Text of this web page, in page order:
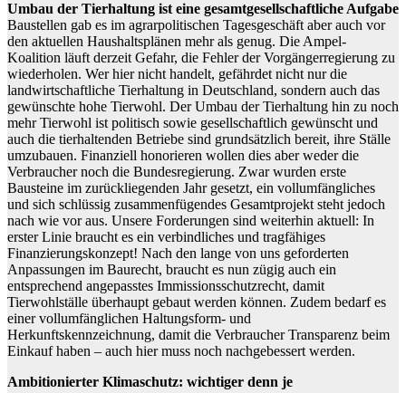
Umbau der Tierhaltung ist eine gesamtgesellschaftliche Aufgabe
Baustellen gab es im agrarpolitischen Tagesgeschäft aber auch vor
den aktuellen Haushaltsplänen mehr als genug. Die Ampel-
Koalition läuft derzeit Gefahr, die Fehler der Vorgängerregierung zu
wiederholen. Wer hier nicht handelt, gefährdet nicht nur die
landwirtschaftliche Tierhaltung in Deutschland, sondern auch das
gewünschte hohe Tierwohl. Der Umbau der Tierhaltung hin zu noch
mehr Tierwohl ist politisch sowie gesellschaftlich gewünscht und
auch die tierhaltenden Betriebe sind grundsätzlich bereit, ihre Ställe
umzubauen. Finanziell honorieren wollen dies aber weder die
Verbraucher noch die Bundesregierung. Zwar wurden erste
Bausteine im zurückliegenden Jahr gesetzt, ein vollumfängliches
und sich schlüssig zusammenfügendes Gesamtprojekt steht jedoch
nach wie vor aus. Unsere Forderungen sind weiterhin aktuell: In
erster Linie braucht es ein verbindliches und tragfähiges
Finanzierungskonzept! Nach den lange von uns geforderten
Anpassungen im Baurecht, braucht es nun zügig auch ein
entsprechend angepasstes Immissionsschutzrecht, damit
Tierwohlställe überhaupt gebaut werden können. Zudem bedarf es
einer vollumfänglichen Haltungsform- und
Herkunftskennzeichnung, damit die Verbraucher Transparenz beim
Einkauf haben – auch hier muss noch nachgebessert werden.
Ambitionierter Klimaschutz: wichtiger denn je